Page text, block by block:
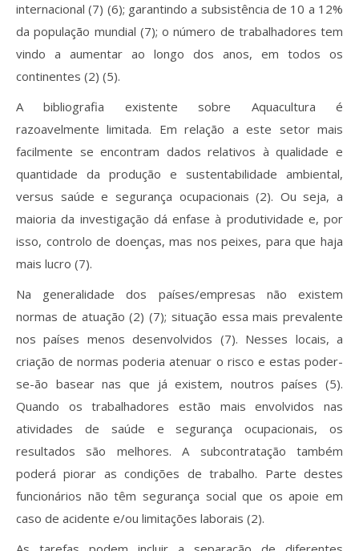
internacional (7) (6); garantindo a subsistência de 10 a 12%
da população mundial (7); o número de trabalhadores tem
vindo a aumentar ao longo dos anos, em todos os
continentes (2) (5).
A bibliografia existente sobre Aquacultura é
razoavelmente limitada. Em relação a este setor mais
facilmente se encontram dados relativos à qualidade e
quantidade da produção e sustentabilidade ambiental,
versus saúde e segurança ocupacionais (2). Ou seja, a
maioria da investigação dá enfase à produtividade e, por
isso, controlo de doenças, mas nos peixes, para que haja
mais lucro (7).
Na generalidade dos países/empresas não existem
normas de atuação (2) (7); situação essa mais prevalente
nos países menos desenvolvidos (7). Nesses locais, a
criação de normas poderia atenuar o risco e estas poder-
se-ão basear nas que já existem, noutros países (5).
Quando os trabalhadores estão mais envolvidos nas
atividades de saúde e segurança ocupacionais, os
resultados são melhores. A subcontratação também
poderá piorar as condições de trabalho. Parte destes
funcionários não têm segurança social que os apoie em
caso de acidente e/ou limitações laborais (2).